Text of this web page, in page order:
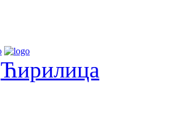
Ћирилица